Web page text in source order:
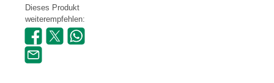
Dieses Produkt
weiterempfehlen: